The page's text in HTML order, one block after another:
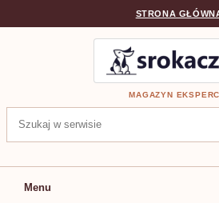
STRONA
MAGAZYN
Szukaj:
Menu